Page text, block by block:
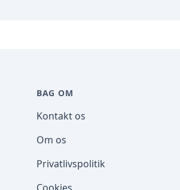
BAG OM
Kontakt os
Om os
Privatlivspolitik